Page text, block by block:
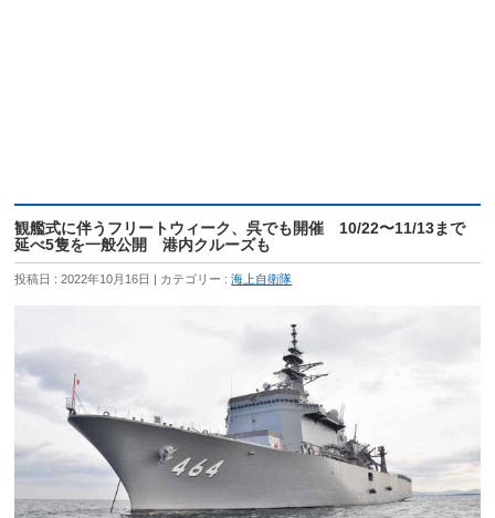
観艦式に伴うフリートウィーク、呉でも開催 10/22〜11/13まで
延べ5隻を一般公開 港内クルーズも
投稿日 : 2022年10月16日 カテゴリー :海上自衛隊